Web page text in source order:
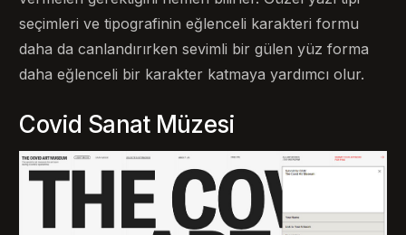
seçimleri ve tipografinin eğlenceli karakteri formu
daha da canlandırırken sevimli bir gülen yüz forma
daha eğlenceli bir karakter katmaya yardımcı olur.
Covid Sanat Müzesi